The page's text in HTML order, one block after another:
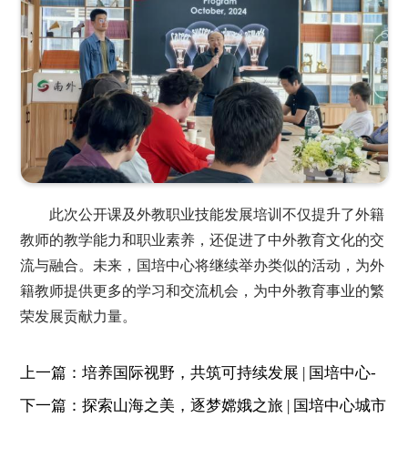
此次公开课及外教职业技能发展培训不仅提升了外籍
教师的教学能力和职业素养，还促进了中外教育文化的交
流与融合。未来，国培中心将继续举办类似的活动，为外
籍教师提供更多的学习和交流机会，为中外教育事业的繁
荣发展贡献力量。
上一篇：培养国际视野，共筑可持续发展 | 国培中心-
新莲小学模拟联合国项目
下一篇：探索山海之美，逐梦嫦娥之旅 | 国培中心城市